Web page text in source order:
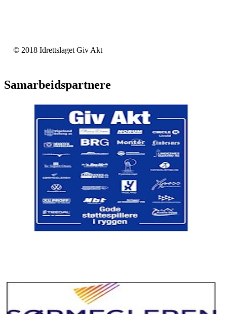
© 2018 Idrettslaget Giv Akt
Samarbeidspartnere